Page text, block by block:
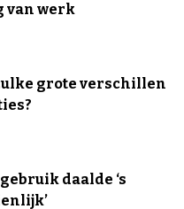
van werk
grote verschillen
daalde ‘s